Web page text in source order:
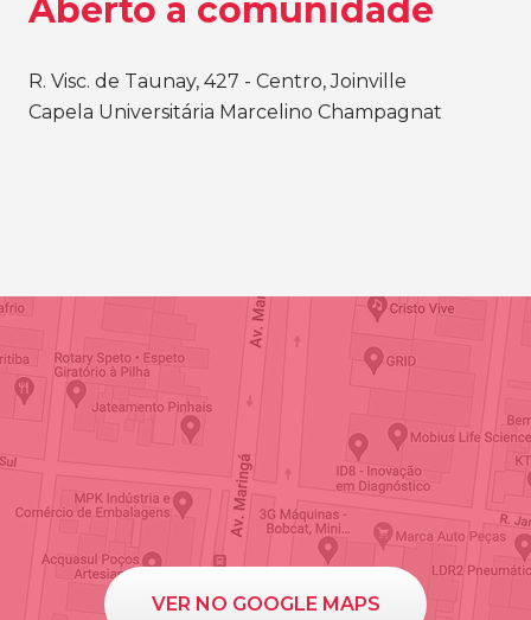
Aberto a comunidade
R. Visc. de Taunay, 427 - Centro, Joinville
Capela Universitária Marcelino Champagnat
VER NO GOOGLE MAPS